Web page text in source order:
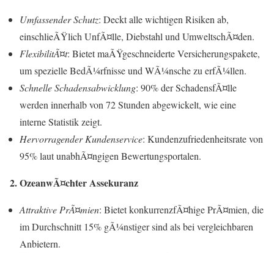
Umfassender Schutz: Deckt alle wichtigen Risiken ab,
einschlieÃŸlich UnfÃ¤lle, Diebstahl und UmweltschÃ¤den.
FlexibilitÃ¤t: Bietet maÃŸgeschneiderte Versicherungspakete,
um spezielle BedÃ¼rfnisse und WÃ¼nsche zu erfÃ¼llen.
Schnelle Schadensabwicklung: 90% der SchadensfÃ¤lle
werden innerhalb von 72 Stunden abgewickelt, wie eine
interne Statistik zeigt.
Hervorragender Kundenservice: Kundenzufriedenheitsrate von
95% laut unabhÃ¤ngigen Bewertungsportalen.
2. OzeanwÃ¤chter Assekuranz
Attraktive PrÃ¤mien: Bietet konkurrenzfÃ¤hige PrÃ¤mien, die
im Durchschnitt 15% gÃ¼nstiger sind als bei vergleichbaren
Anbietern.